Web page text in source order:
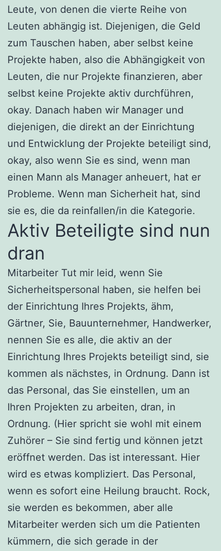
Leute, von denen die vierte Reihe von
Leuten abhängig ist. Diejenigen, die Geld
zum Tauschen haben, aber selbst keine
Projekte haben, also die Abhängigkeit von
Leuten, die nur Projekte finanzieren, aber
selbst keine Projekte aktiv durchführen,
okay. Danach haben wir Manager und
diejenigen, die direkt an der Einrichtung
und Entwicklung der Projekte beteiligt sind,
okay, also wenn Sie es sind, wenn man
einen Mann als Manager anheuert, hat er
Probleme. Wenn man Sicherheit hat, sind
sie es, die da reinfallen/in die Kategorie.
Aktiv Beteiligte sind nun
dran
Mitarbeiter Tut mir leid, wenn Sie
Sicherheitspersonal haben, sie helfen bei
der Einrichtung Ihres Projekts, ähm,
Gärtner, Sie, Bauunternehmer, Handwerker,
nennen Sie es alle, die aktiv an der
Einrichtung Ihres Projekts beteiligt sind, sie
kommen als nächstes, in Ordnung. Dann ist
das Personal, das Sie einstellen, um an
Ihren Projekten zu arbeiten, dran, in
Ordnung. (Hier spricht sie wohl mit einem
Zuhörer – Sie sind fertig und können jetzt
eröffnet werden. Das ist interessant. Hier
wird es etwas kompliziert. Das Personal,
wenn es sofort eine Heilung braucht. Rock,
sie werden es bekommen, aber alle
Mitarbeiter werden sich um die Patienten
kümmern, die sich gerade in der